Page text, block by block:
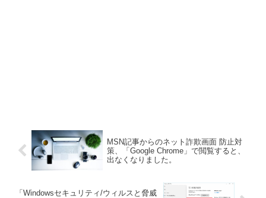
MSN記事からのネット詐欺画面 防止対
策、「Google Chrome」で閲覧すると、
出なくなりました。
「Windowsセキュリティ/ウィルスと脅威